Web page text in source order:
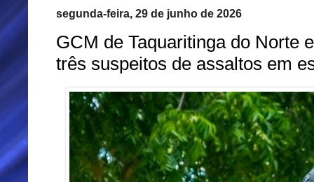
segunda-feira, 29 de junho de 2026
GCM de Taquaritinga do Norte
três suspeitos de assaltos em